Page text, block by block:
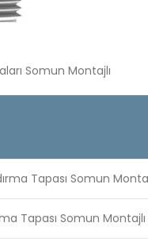
Somun Montajlı
Tapası Somun
Tapası Somun